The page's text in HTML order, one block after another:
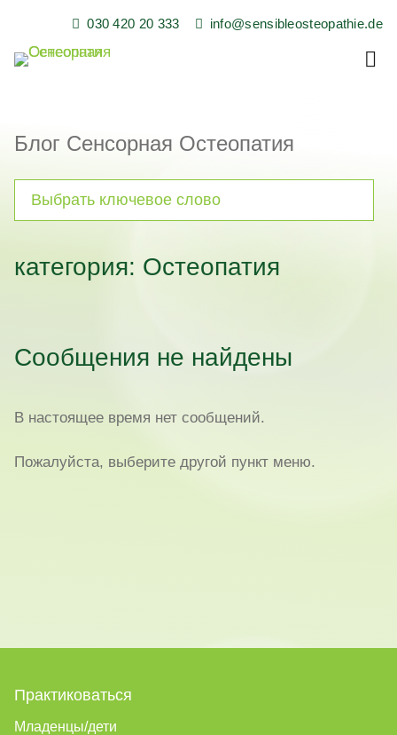
content
030 420 20 333 info@sensibleosteopathie.de
Остеопатия
Блог Сенсорная Остеопатия
категория: Остеопатия
Сообщения не найдены
В настоящее время нет сообщений.
Пожалуйста, выберите другой пункт меню.
Практиковаться
Младенцы/дети